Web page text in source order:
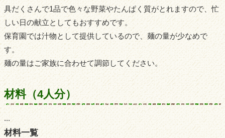
具だくさんで1品で色々な野菜やたんぱく質がとれますので、忙
しい日の献立としてもおすすめです。
保育園では汁物として提供しているので、麺の量が少なめで
す。
麺の量はご家族に合わせて調節してください。
材料（4人分）
...
材料一覧